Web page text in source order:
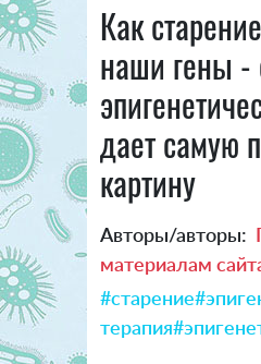
Как
наши гены -
дает самую
картину
Авторы/авторы:
материалам
#старение
терапия